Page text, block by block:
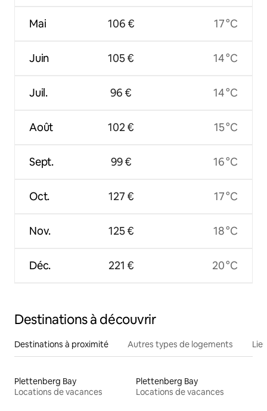
Mai
Juin
Juil.
Août
Sept.
Oct.
Nov.
Déc.
106 €
105 €
96 €
102 €
99 €
127 €
125 €
221 €
17 °C
14 °C
14 °C
15 °C
16 °C
17 °C
18 °C
20 °C
Destinations à découvrir
Destinations à proximité Autres types de logements
Plettenberg Bay
Locations de vacances
Plettenberg Bay
Locations de vacances